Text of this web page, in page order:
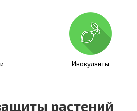
Инокулянты
растений